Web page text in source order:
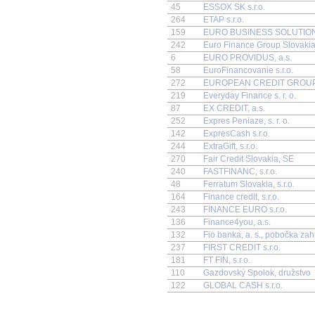
45
ESSOX SK s.r.o.
264
ETAP s.r.o.
159
EURO BUSINESS
242
Euro Finance Group
6
EURO PROVIDUS, a.s.
58
EuroFinancovanie s.r.o.
272
EUROPEAN CREDIT
219
Everyday Finance s. r. o.
87
EX CREDIT, a.s.
252
Expres Peniaze, s. r. o.
142
ExpresCash s.r.o.
244
ExtraGift, s.r.o.
270
Fair Credit Slovakia, SE
240
FASTFINANC, s.r.o.
48
Ferratum Slovakia, s.r.o.
164
Finance credit, s.r.o.
243
FINANCE EURO s.r.o.
136
Finance4you, a.s.
132
Fio banka, a. s., pobočka
237
FIRST CREDIT s.r.o.
181
FT FIN, s.r.o.
110
Gazdovský Spolok, družstvo
122
GLOBAL CASH s.r.o.